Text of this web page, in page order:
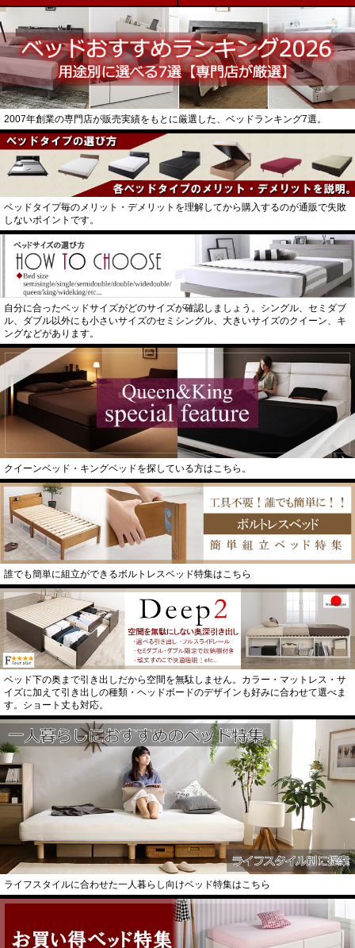
2007年創業の専門店が販売実績をもとに厳選した、ベッドランキング7選。
ベッドタイプ毎のメリット・デメリットを理解してから購入するのが通販で失敗
しないポイントです。
自分に合ったベッドサイズがどのサイズが確認しましょう。シングル、セミダブ
ル、ダブル以外にも小さいサイズのセミシングル、大きいサイズのクイーン、キ
ングなどがあります。
クイーンベッド・キングベッドを探している方はこちら。
誰でも簡単に組立ができるボルトレスベッド特集はこちら
ベッド下の奥まで引き出しだから空間を無駄しません。カラー・マットレス・サ
イズに加えて引き出しの種類・ヘッドボードのデザインも好みに合わせて選べま
す。ショート丈も対応。
ライフスタイルに合わせた一人暮らし向けベッド特集はこちら